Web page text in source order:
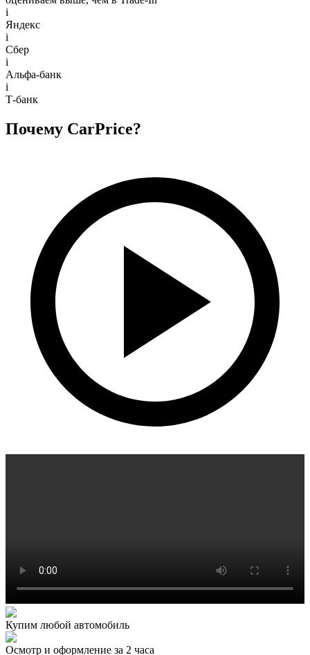
i
Яндекс
i
Сбер
i
Альфа-банк
i
Т-банк
Почему CarPrice?
Купим любой автомобиль
Осмотр и оформление за 2 часа